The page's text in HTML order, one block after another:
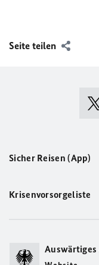
Seite teilen
Sicher Reisen (App)
Krisenvorsorgeliste
Auswärtiges